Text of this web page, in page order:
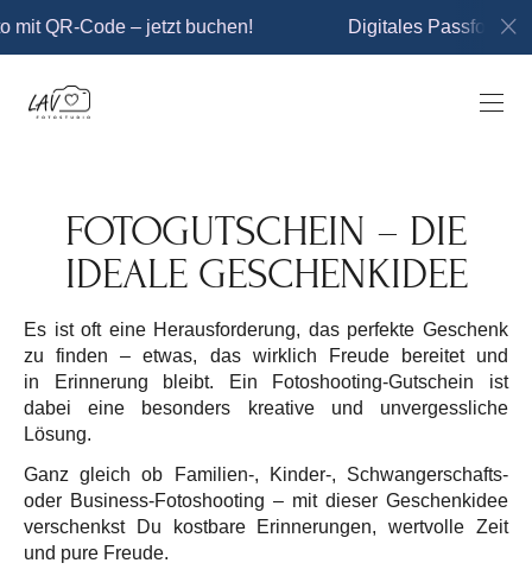
QR-Code – jetzt buchen! Digitales Passfoto mit
FOTOGUTSCHEIN – DIE
IDEALE GESCHENKIDEE
Es ist oft eine Herausforderung, das perfekte Geschenk
zu finden – etwas, das wirklich Freude bereitet und
in Erinnerung bleibt. Ein Fotoshooting-Gutschein ist
dabei eine besonders kreative und unvergessliche
Lösung.
Ganz gleich ob Familien-, Kinder-, Schwangerschafts-
oder Business-Fotoshooting – mit dieser Geschenkidee
verschenkst Du kostbare Erinnerungen, wertvolle Zeit
und pure Freude.